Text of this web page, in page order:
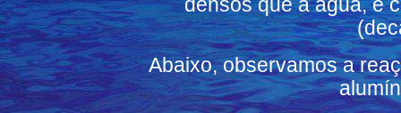
densos que a água, e
Abaixo, observamos a